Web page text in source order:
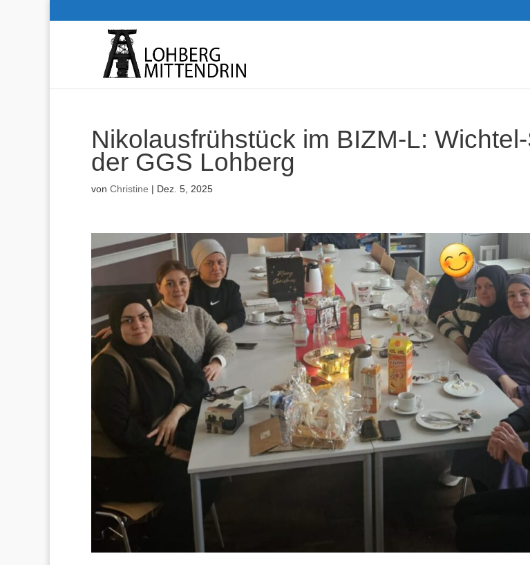
Nikolausfrühstück im BIZM-L:
der GGS Lohberg
von Christine | Dez. 5, 2025